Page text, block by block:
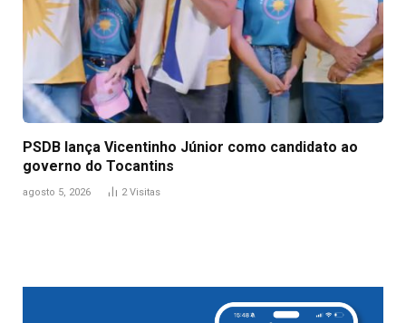
PSDB lança Vicentinho Júnior como candidato ao
governo do Tocantins
agosto 5, 2026 2Visitas